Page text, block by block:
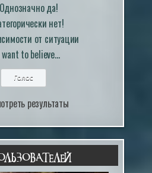
Однозначно да!
нет!
от ситуации
want to believe...
результаты